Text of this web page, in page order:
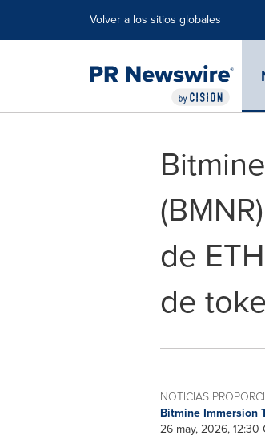
Volver a los sitios globales
de
de
NOTICIAS
Bitmine Immersion
26 may, 2026, 12:30